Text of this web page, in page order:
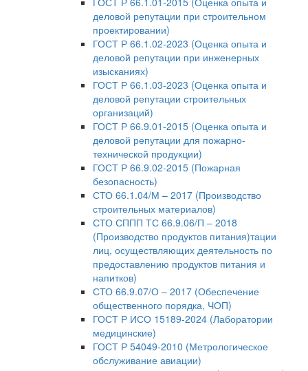
деловой репутации при строительном
проектировании)
ГОСТ Р 66.1.02-2023 (Оценка опыта и
деловой репутации при инженерных
изысканиях)
ГОСТ Р 66.1.03-2023 (Оценка опыта и
деловой репутации строительных
организаций)
ГОСТ Р 66.9.01-2015 (Оценка опыта и
деловой репутации для пожарно-
технической продукции)
ГОСТ Р 66.9.02-2015 (Пожарная
безопасность)
СТО 66.1.04/М – 2017 (Производство
строительных материалов)
СТО СППП ТС 66.9.06/П – 2018
(Производство продуктов питания)тации
лиц, осуществляющих деятельность по
предоставлению продуктов питания и
напитков)
СТО 66.9.07/О – 2017 (Обеспечение
общественного порядка, ЧОП)
ГОСТ Р ИСО 15189-2024 (Лаборатории
медицинские)
ГОСТ Р 54049-2010 (Метрологическое
обслуживание авиации)